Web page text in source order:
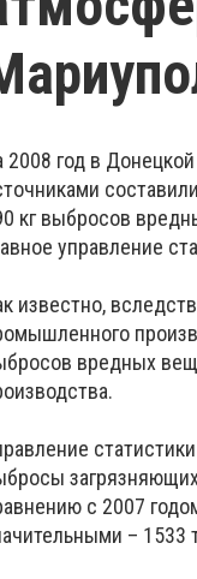
2008 год в
кг выбросов
управление
известно,
вредных
с 2007
– 1533